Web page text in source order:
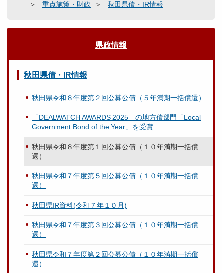
重点施策・財政
秋田県債・IR情報
県政情報
秋田県債・IR情報
秋田県令和８年度第２回公募公債（５年満期一括償還）
「DEALWATCH AWARDS 2025」の地方債部門「Local
Government Bond of the Year」を受賞
秋田県令和８年度第１回公募公債（１０年満期一括償
還）
秋田県令和７年度第５回公募公債（１０年満期一括償
還）
秋田県IR資料(令和７年１０月)
秋田県令和７年度第３回公募公債（１０年満期一括償
還）
秋田県令和７年度第２回公募公債（１０年満期一括償
還）